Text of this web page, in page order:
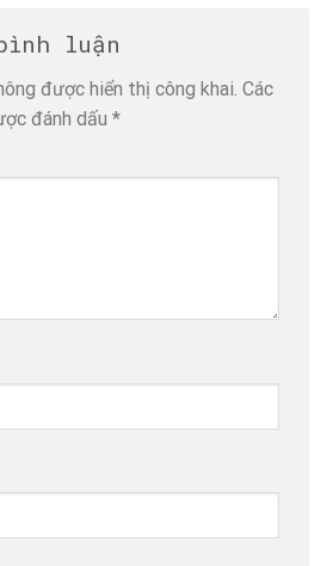
luận
được hiển thị công khai. Các
đánh dấu *